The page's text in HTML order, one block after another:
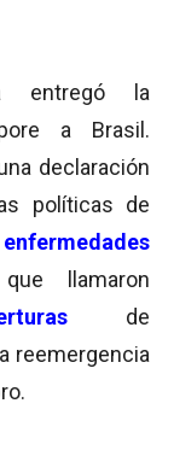
entregó la
a Brasil.
declaración
políticas de
enfermedades
llamaron
de
reemergencia